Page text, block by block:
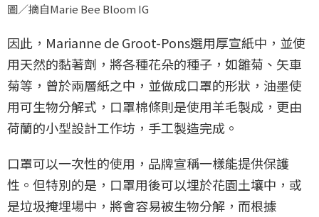
圖／摘自Marie Bee Bloom IG
因此，Marianne de Groot-Pons選用厚宣紙中，並使
用天然的黏著劑，將各種花朵的種子，如雛菊、矢車
菊等，曾於兩層紙之中，並做成口罩的形狀，油墨使
用可生物分解式，口罩棉條則是使用羊毛製成，更由
荷蘭的小型設計工作坊，手工製造完成。
口罩可以一次性的使用，品牌宣稱一樣能提供保護
性。但特別的是，口罩用後可以埋於花園土壤中，或
是垃圾掩埋場中，將會容易被生物分解，而根據